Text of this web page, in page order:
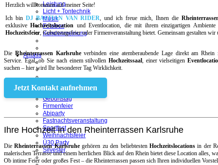
Leistung
Licht + Tontechnik
Musik
Fotobox
Kundenmeinung
Anlass
Events
Hochzeit
Geburtstag
Firmenfeier
Abiparty
Fastnachtsveranstaltung
Sportfest
Weihnachtsfeier
Ü30 Party
Silvester
Herzlich willkommen auf meiner Seite!
Ich bin DJ BASTIAN VAN RIDER, und ich freue mich, Ihnen die
exklusiveHochzeitslocation und Eventlocation, die mit ihrem einzigartigen
Hochzeitsfeier, Geburtstagsfeier oder Firmenveranstaltung bietet. Gemeinsam gestalten
Die Rheinterrassen Karlsruheverbinden eine atemberaubende Lage direkt am
Service. Egal, ob Sie nach einem stilvollen Hochzeitssaal, einer vielseitigen
suchen – hier wird Ihr besonderer Tag Wirklichkeit.
Jetzt Kontakt aufnehmen
Ihre Hochzeit in den Rheinterrassen Karlsruhe
DieRheinterrassen Karlsruhegehören zu den beliebtestenHochzeitslocations in der
malerischen Terrasse und einem herrlichen Blick auf den Rhein bietet diese Location alles,
Ob intime Feier oder großes Fest – die Rheinterrassen passen sich Ihren individuellen